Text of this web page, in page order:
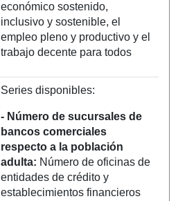
económico sostenido,
inclusivo y sostenible, el
empleo pleno y productivo y el
trabajo decente para todos
Series disponibles:
- Número de sucursales de
bancos comerciales
respecto a la población
adulta: Número de oficinas de
entidades de crédito y
establecimientos financieros